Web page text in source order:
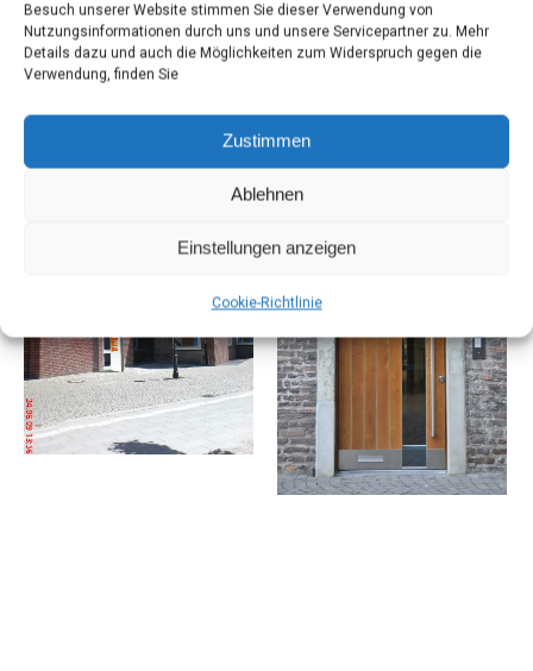
Besuch unserer Website stimmen Sie dieser Verwendung von
Nutzungsinformationen durch uns und unsere Servicepartner zu. Mehr
Details dazu und auch die Möglichkeiten zum Widerspruch gegen die
Verwendung, finden Sie
Zustimmen
Ablehnen
Einstellungen anzeigen
Cookie-Richtlinie